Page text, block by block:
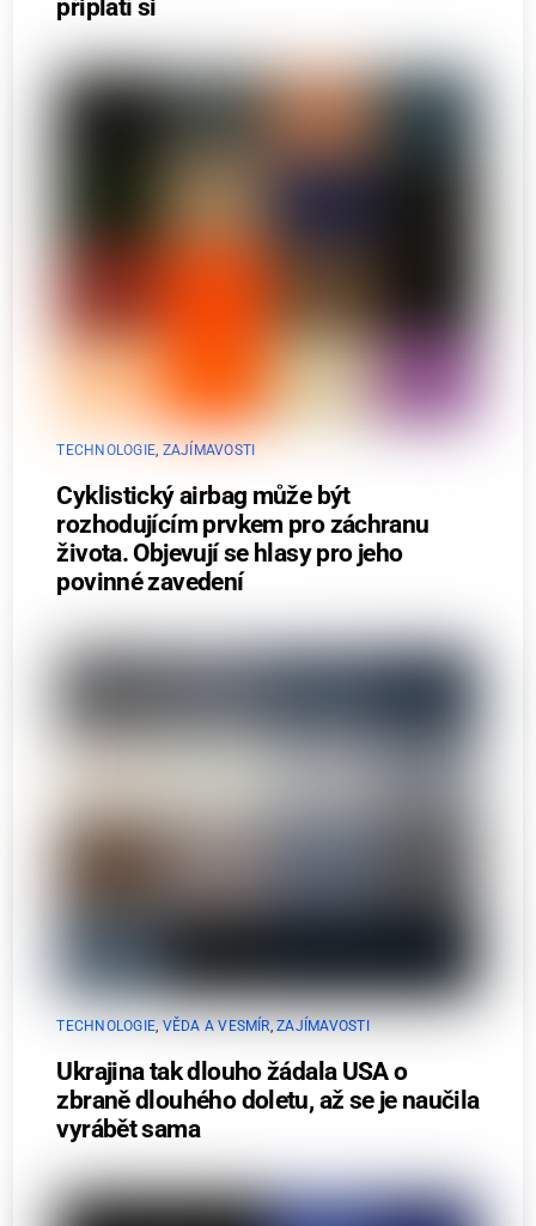
připlatí si
TECHNOLOGIE, ZAJÍMAVOSTI
Cyklistický airbag může být
rozhodujícím prvkem pro záchranu
života. Objevují se hlasy pro jeho
povinné zavedení
TECHNOLOGIE, VĚDA A VESMÍR,ZAJÍMAVOSTI
Ukrajina tak dlouho žádala USA o
zbraně dlouhého doletu, až se je naučila
vyrábět sama